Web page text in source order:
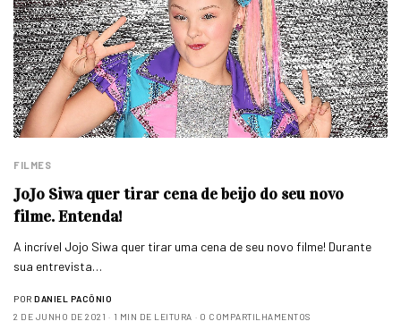
FILMES
JoJo Siwa quer tirar cena de beijo do seu novo
filme. Entenda!
A incrível Jojo Siwa quer tirar uma cena de seu novo filme! Durante
sua entrevista…
POR DANIEL PACÔNIO
2 DE JUNHO DE 2021
1 MIN DE LEITURA 0 COMPARTILHAMENTOS